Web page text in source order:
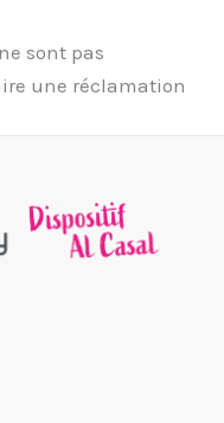
sont pas
une réclamation